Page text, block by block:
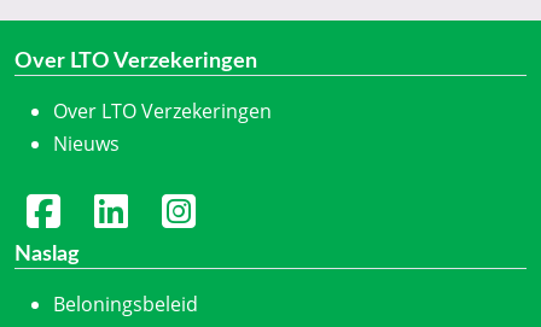
Over LTO Verzekeringen
Over LTO Verzekeringen
Nieuws
Naslag
Beloningsbeleid